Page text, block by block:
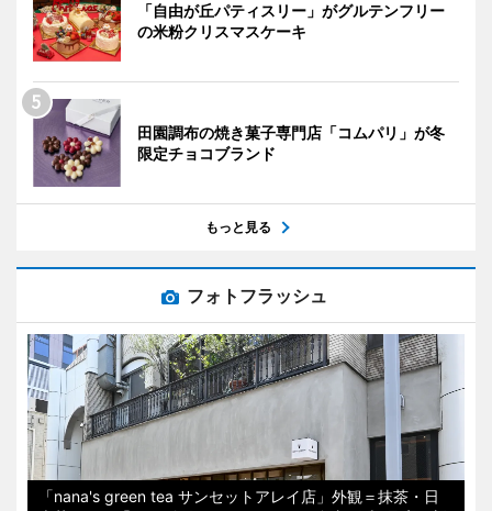
「自由が丘パティスリー」がグルテンフリー
の米粉クリスマスケーキ
田園調布の焼き菓子専門店「コムパリ」が冬
限定チョコブランド
もっと見る
フォトフラッシュ
「nana's green tea サンセットアレイ店」外観＝抹茶・日